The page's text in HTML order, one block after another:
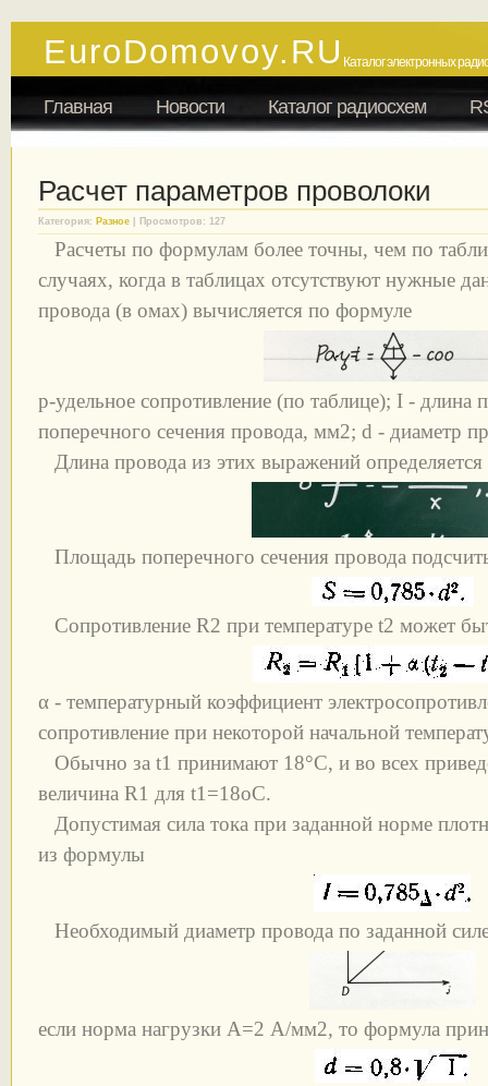
EuroDomovoy.RU Каталог электронных
Главная Новости Каталог радиосхем
Расчет параметров проволоки
Категория: Разное | Просмотров: 127
Расчеты по формулам более точны, чем по
случаях, когда в таблицах отсутствуют нужные
провода (в омах) вычисляется по формуле
р-удельное сопротивление (по таблице); I - длина
поперечного сечения провода, мм2; d - диаметр
Длина провода из этих выражений
Площадь поперечного сечения провода
Сопротивление R2 при температуре t2 может
α - температурный коэффициент
сопротивление при некоторой начальной
Обычно за t1 принимают 18°С, и во всех
величина R1 для t1=18oС.
Допустимая сила тока при заданной норме
из формулы
Необходимый диаметр провода по заданной
если норма нагрузки А=2 A/мм2, то формула